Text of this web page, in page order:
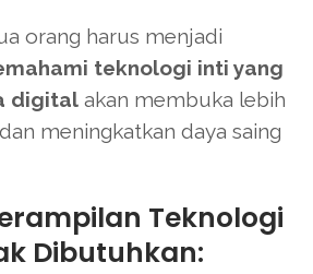
orang harus menjadi
teknologi inti yang
digital akan membuka lebih
meningkatkan daya saing
Teknologi
Dibutuhkan: